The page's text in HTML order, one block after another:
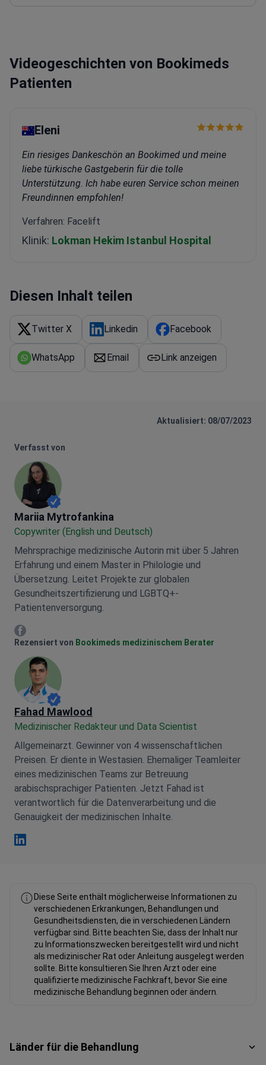
Videogeschichten von Bookimeds
Eleni
Ein riesiges Dankeschön an Bookimed und meine
liebe türkische Gastgeberin für die tolle
Unterstützung. Ich habe euren Service schon meinen
Freundinnen empfohlen!
Verfahren: Facelift
Diesen Inhalt teilen
Twitter X Linkedin Facebook
Verfasst von
Mariia Mytrofankina
Mariia Mytrofankina
Copywriter (English und Deutsch)
Mehrsprachige medizinische Autorin mit über 5 Jahren
Erfahrung und einem Master in Philologie und
Übersetzung. Leitet Projekte zur globalen
Gesundheitszertifizierung und LGBTQ+-
Patientenversorgung.
Mariia Mytrofankina Facebook
Rezensiert von
Fahad Mawlood
Medizinischer Redakteur und Data Scientist
Allgemeinarzt. Gewinner von 4 wissenschaftlichen
Preisen. Er diente in Westasien. Ehemaliger Teamleiter
eines medizinischen Teams zur Betreuung
arabischsprachiger Patienten. Jetzt Fahad ist
verantwortlich für die Datenverarbeitung und die
Genauigkeit der medizinischen Inhalte.
Diese Seite enthält möglicherweise Informationen zu
verschiedenen Erkrankungen, Behandlungen und
Gesundheitsdiensten, die in verschiedenen Ländern
verfügbar sind. Bitte beachten Sie, dass der Inhalt nur
zu Informationszwecken bereitgestellt wird und nicht
als medizinischer Rat oder Anleitung ausgelegt werden
sollte. Bitte konsultieren Sie Ihren Arzt oder eine
qualifizierte medizinische Fachkraft, bevor Sie eine